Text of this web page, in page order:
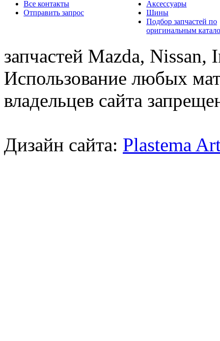
Все контакты
Отправить запрос
Аксессуары
Шины
Подбор запчастей по
оригинальным
запчастей Mazda,
Использование любых
владельцев сайта
Дизайн сайта: Plastema